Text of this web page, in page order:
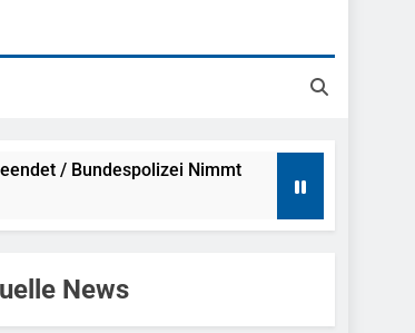
/ Bundespolizei Nimmt
News